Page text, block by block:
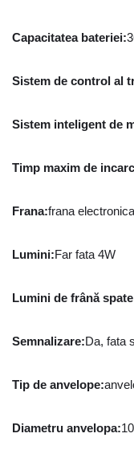
Capacitatea bateriei:
Sistem de control al
Sistem inteligent de
Timp maxim de
Frana:frana
Lumini:Far fata 4W
Lumini de frână spate
Semnalizare:Da, fata
Tip de anvelope:
Diametru anvelopa: